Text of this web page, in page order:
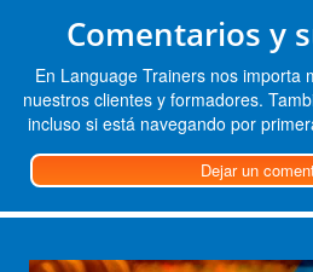
Comentarios y
En Language Trainers nos importa
nuestros clientes y formadores.
incluso si está navegando por
Dejar un